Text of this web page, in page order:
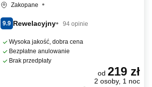
Zakopane
9.9 Rewelacyjny 94 opinie
Wysoka jakość, dobra cena
Bezpłatne anulowanie
Brak przedpłaty
od 219 zł
2 osoby, 1 noc